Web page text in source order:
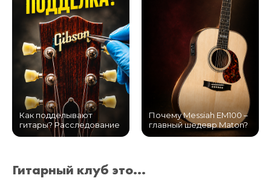
Как подделывают
гитары? Расследование
Почему Messiah EM100 –
главный шедевр Maton?
Гитарный клуб это...